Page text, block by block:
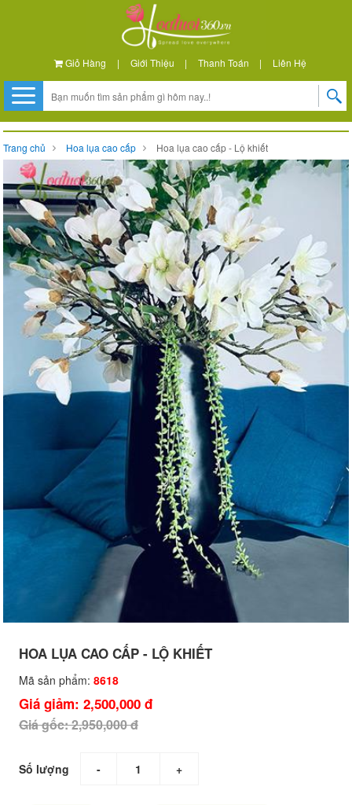
Giỏ Hàng | Giới Thiệu | Thanh Toán | Liên Hệ
Trang chủ Hoa lụa cao cấp Hoa lụa cao cấp - Lộ khiết
HOA LỤA CAO CẤP - LỘ KHIẾT
Mã sản phẩm: 8618
Giá giảm: 2,500,000 đ
Giá gốc: 2,950,000 đ
Số lượng - +